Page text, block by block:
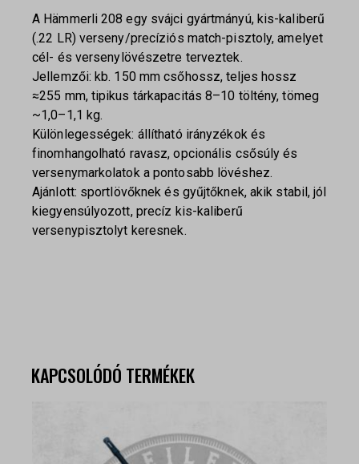
A Hämmerli 208 egy svájci gyártmányú, kis-kaliberű
(.22 LR) verseny/precíziós match-pisztoly, amelyet
cél- és versenylövészetre terveztek.
Jellemzői: kb. 150 mm csőhossz, teljes hossz
≈255 mm, tipikus tárkapacitás 8–10 töltény, tömeg
~1,0–1,1 kg.
Különlegességek: állítható irányzékok és
finomhangolható ravasz, opcionális csősúly és
versenymarkolatok a pontosabb lövéshez.
Ajánlott: sportlövőknek és gyűjtőknek, akik stabil, jól
kiegyensúlyozott, precíz kis-kaliberű
versenypisztolyt keresnek.
KAPCSOLÓDÓ TERMÉKEK